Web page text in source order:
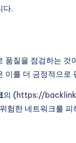
다.
품질을 점검하는 것
이를 더 긍정적으로
의 (https://
험한 네트워크를 피